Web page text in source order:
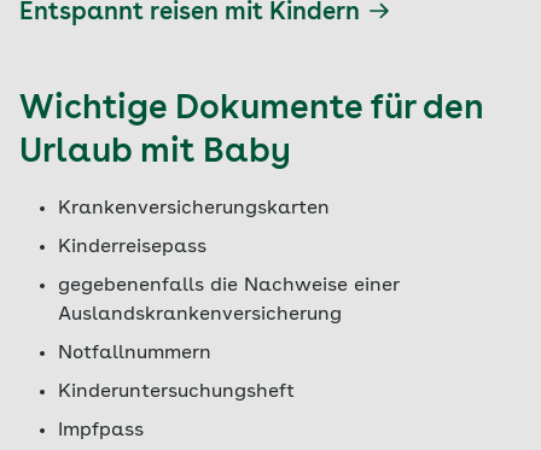
Entspannt reisen mit Kindern
Wichtige Dokumente für den
Urlaub mit Baby
Krankenversicherungskarten
Kinderreisepass
gegebenenfalls die Nachweise einer
Auslandskrankenversicherung
Notfallnummern
Kinderuntersuchungsheft
Impfpass